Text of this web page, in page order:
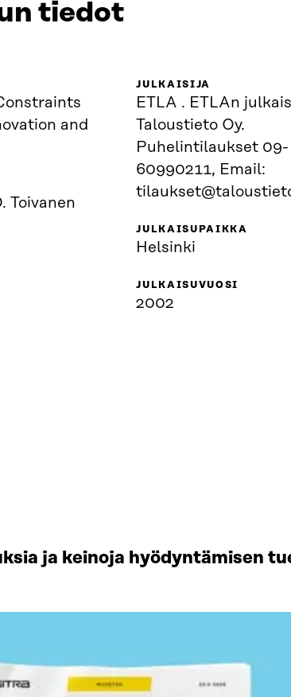
tiedot
and
Toivanen
JULKAISIJA
ETLA . ETLAn
Taloustieto Oy.
Puhelintilaukset 09-
60990211, Email:
JULKAISUPAIKKA
Helsinki
JULKAISUVUOSI
2002
ja keinoja hyödyntämisen